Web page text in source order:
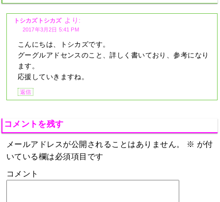
トシカズトシカズ より:
2017年3月2日 5:41 PM
こんにちは、トシカズです。
グーグルアドセンスのこと、詳しく書いており、参考になり
ます。
応援していきますね。
返信
コメントを残す
メールアドレスが公開されることはありません。 ※ が付
いている欄は必須項目です
コメント